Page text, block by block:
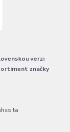
verzi
značky